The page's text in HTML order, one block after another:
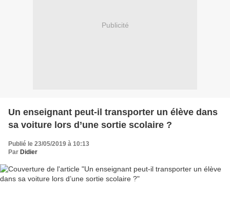
Publicité
Un enseignant peut-il transporter un élève dans
sa voiture lors d’une sortie scolaire ?
Publié le 23/05/2019 à 10:13
Par Didier